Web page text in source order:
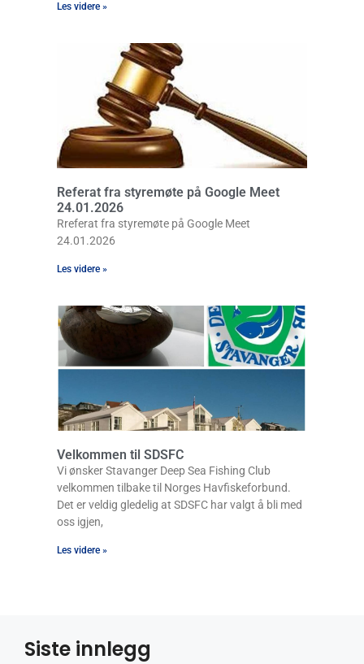
Les videre »
Referat fra styremøte på Google Meet
24.01.2026
Rreferat fra styremøte på Google Meet
24.01.2026
Les videre »
Velkommen til SDSFC
Vi ønsker Stavanger Deep Sea Fishing Club
velkommen tilbake til Norges Havfiskeforbund.
Det er veldig gledelig at SDSFC har valgt å bli med
oss igjen,
Les videre »
Siste innlegg